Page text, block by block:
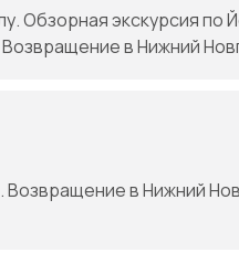
Обзорная экскурсия
в Нижний
Возвращение в Нижний